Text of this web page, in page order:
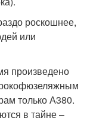
роскошнее,
или
произведено
только А380.
в тайне –